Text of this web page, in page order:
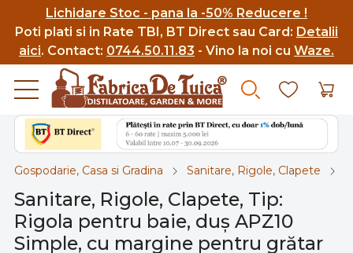
Lichidare Stoc - pana la -50% Reducere !
Poti plati si in Rate TBI, BT Direct sau Card: Detalii
aici. Contact: 0744.50.11.83 - Vino la noi cu Waze.
Gospodarie, Casa si Gradina Sanitare, Rigole, Clapete
Sanitare, Rigole, Clapete, Tip:
Rigola pentru baie, duş APZ10
Simple, cu margine pentru grătar